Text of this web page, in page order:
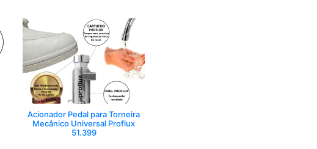
Acionador Pedal para Torneira
Mecânico Universal Proflux
51.399